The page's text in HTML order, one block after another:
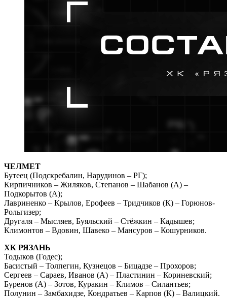
ЧЕЛМЕТ
Бутеец (Подскребалин, Нарудинов – РГ);
Кирпичников – Жиляков, Степанов – Шабанов (А) –
Подкорытов (А);
Лавриненко – Крылов, Ерофеев – Тридчиков (К) – Горюнов-
Рольгизер;
Другаля – Мысляев, Буяльский – Стёжкин – Кадышев;
Климонтов – Вдовин, Шавеко – Мансуров – Кошурников.
ХК РЯЗАНЬ
Тодыков (Годес);
Басистый – Толпегин, Кузнецов – Бицадзе – Прохоров;
Сергеев – Сараев, Иванов (А) – Пластинин – Кориневский;
Буренов (А) – Зотов, Куракин – Климов – Силантьев;
Полунин – Замбахидзе, Кондратьев – Карпов (К) – Валицкий.